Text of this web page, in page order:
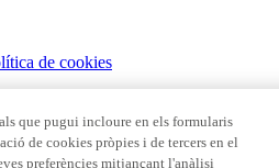
de cookies
que pugui incloure en els formularis
de cookies pròpies i de tercers en el
preferències mitjançant l'anàlisi